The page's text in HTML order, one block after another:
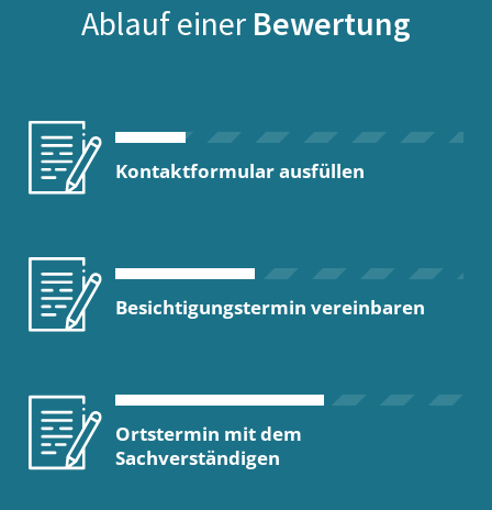
Ablauf einer Bewertung
Kontaktformular ausfüllen
Besichtigungstermin vereinbaren
Ortstermin mit dem
Sachverständigen